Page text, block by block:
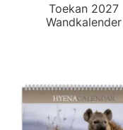
Toekan 2027
Wandkalender